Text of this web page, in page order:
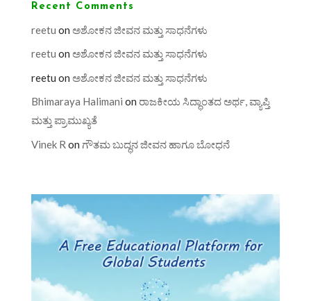
Recent Comments
reetu on ಅಶೋಕನ ಜೀವನ ಮತ್ತು ಸಾಧನೆಗಳು
reetu on ಅಶೋಕನ ಜೀವನ ಮತ್ತು ಸಾಧನೆಗಳು
reetu on ಅಶೋಕನ ಜೀವನ ಮತ್ತು ಸಾಧನೆಗಳು
Bhimaraya Halimani on ರಾಜಕೀಯ ಸಿದ್ಧಾಂತದ ಅರ್ಥ, ವ್ಯಾಪ್ತಿ
ಮತ್ತು ಪ್ರಾಮುಖ್ಯತೆ
Vinek R on ಗೌತಮ ಬುದ್ಧನ ಜೀವನ ಹಾಗೂ ಬೋಧನೆ